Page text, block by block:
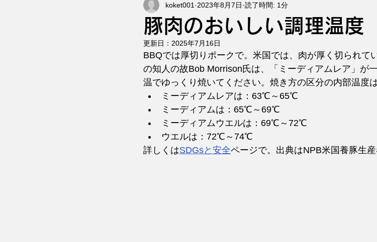
豚肉のおいしい調理温度
koket001 2023年8月7日 読了時間: 1分
更新日： 2025年7月16日
BBQでは厚切りポークで。米国では、肉が厚く切られて
の知人の故Bob Morrison氏は、「ミーディアムレア」が
温でゆっくり焼いてください。焼き方の区分の内部温度
ミーディアムレアは：63℃～65℃
ミーディアムは：65℃～69℃
ミーディアムウエルは：69℃～72℃
ウエルは：72℃～74℃
詳しくはSDGsと安全ページで。出典はNPB米国養豚生産